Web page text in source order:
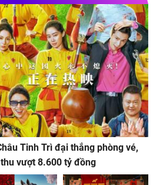
Tinh Trì đại thắng phòng vé,
vượt 8.600 tỷ đồng